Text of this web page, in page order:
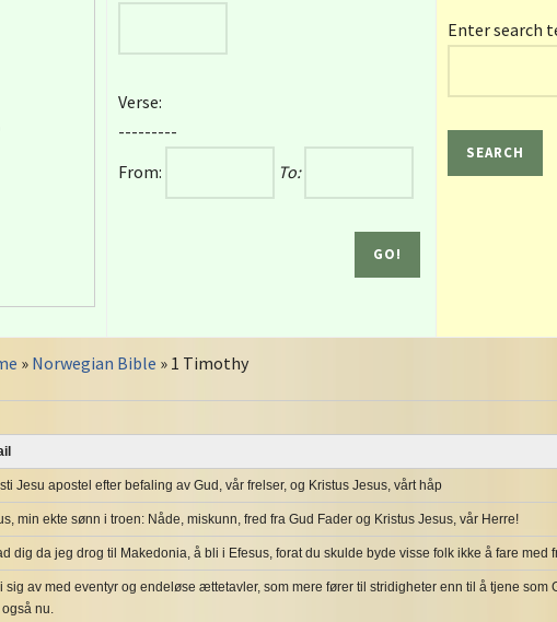
Verse:
---------
From:
To:
Enter search
» Norwegian Bible » 1 Timothy
Jesu apostel efter befaling av Gud, vår frelser, og Kristus Jesus, vårt håp
min ekte sønn i troen: Nåde, miskunn, fred fra Gud Fader og Kristus Jesus, vår Herre!
dig da jeg drog til Makedonia, å bli i Efesus, forat du skulde byde visse folk ikke å fare med
sig av med eventyr og endeløse ættetavler, som mere fører til stridigheter enn til å tjene som
nu.